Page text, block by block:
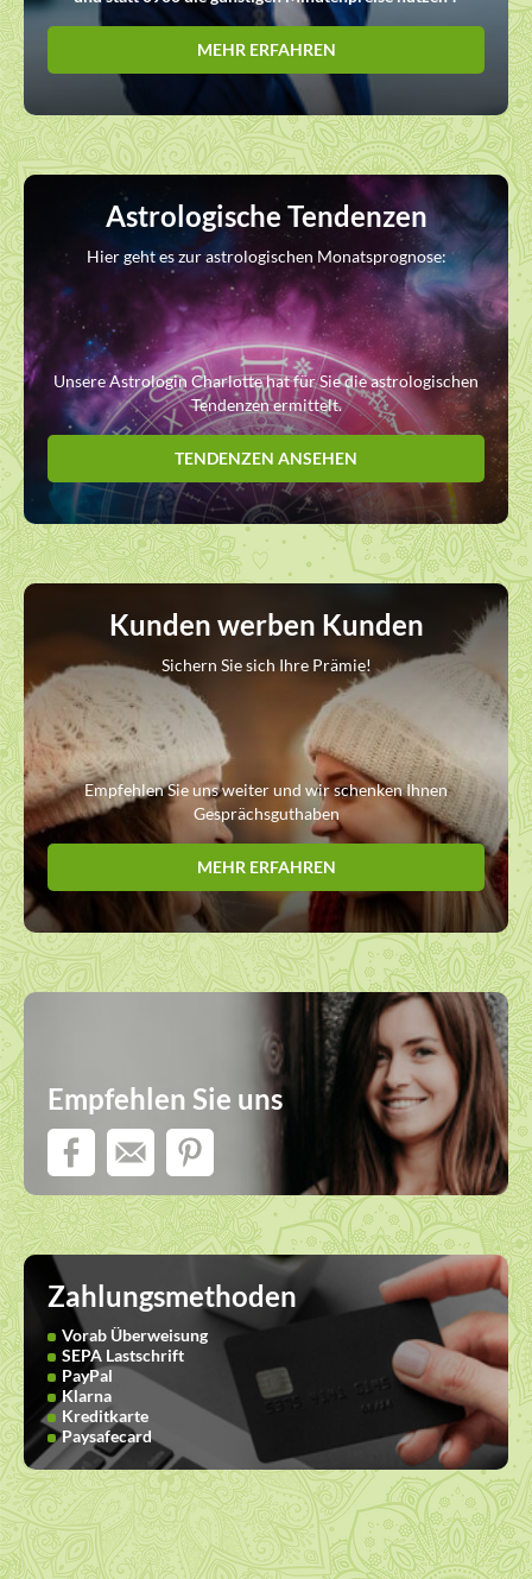
MEHR ERFAHREN
Astrologische Tendenzen
Hier geht es zur astrologischen Monatsprognose:
Unsere Astrologin Charlotte hat für Sie die astrologischen
Tendenzen ermittelt.
TENDENZEN ANSEHEN
Kunden werben Kunden
Sichern Sie sich Ihre Prämie!
Empfehlen Sie uns weiter und wir schenken Ihnen
Gesprächsguthaben
MEHR ERFAHREN
Empfehlen Sie uns
Zahlungsmethoden
Vorab Überweisung
SEPA Lastschrift
PayPal
Klarna
Kreditkarte
Paysafecard